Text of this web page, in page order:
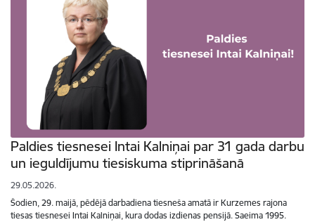
Paldies tiesnesei Intai Kalniņai par 31 gada darbu
un ieguldījumu tiesiskuma stiprināšanā
29.05.2026.
Šodien, 29. maijā, pēdējā darbadiena tiesneša amatā ir Kurzemes rajona
tiesas tiesnesei Intai Kalniņai, kura dodas izdienas pensijā. Saeima 1995.